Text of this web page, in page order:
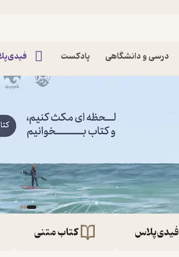
درسی و دانشگاهی پادکست
فیدی‌پلاس کتاب متنی